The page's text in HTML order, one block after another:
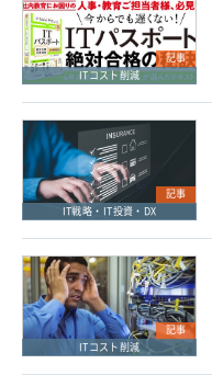
記事
ITコスト削減
記事
IT戦略・IT投資・DX
記事
ITコスト削減